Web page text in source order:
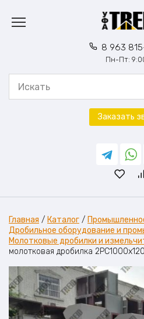
содержанию
8 963
Пн-Пт:
Заказать
Главная / Каталог /
Дробильное оборудование и
Молотковые дробилки и
молотковая дробилка